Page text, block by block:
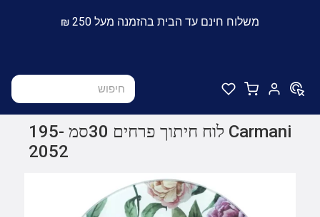
משלוח חינם עד הבית בהזמנה מעל 250 ₪
Carmani לוח חיתוך פרחים 30סמ 195-
2052